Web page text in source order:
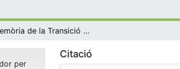
Memòria de la Transició a Espanya i a Catalunya VI i VII: ensenyament, cultura i justícia
per
Citació